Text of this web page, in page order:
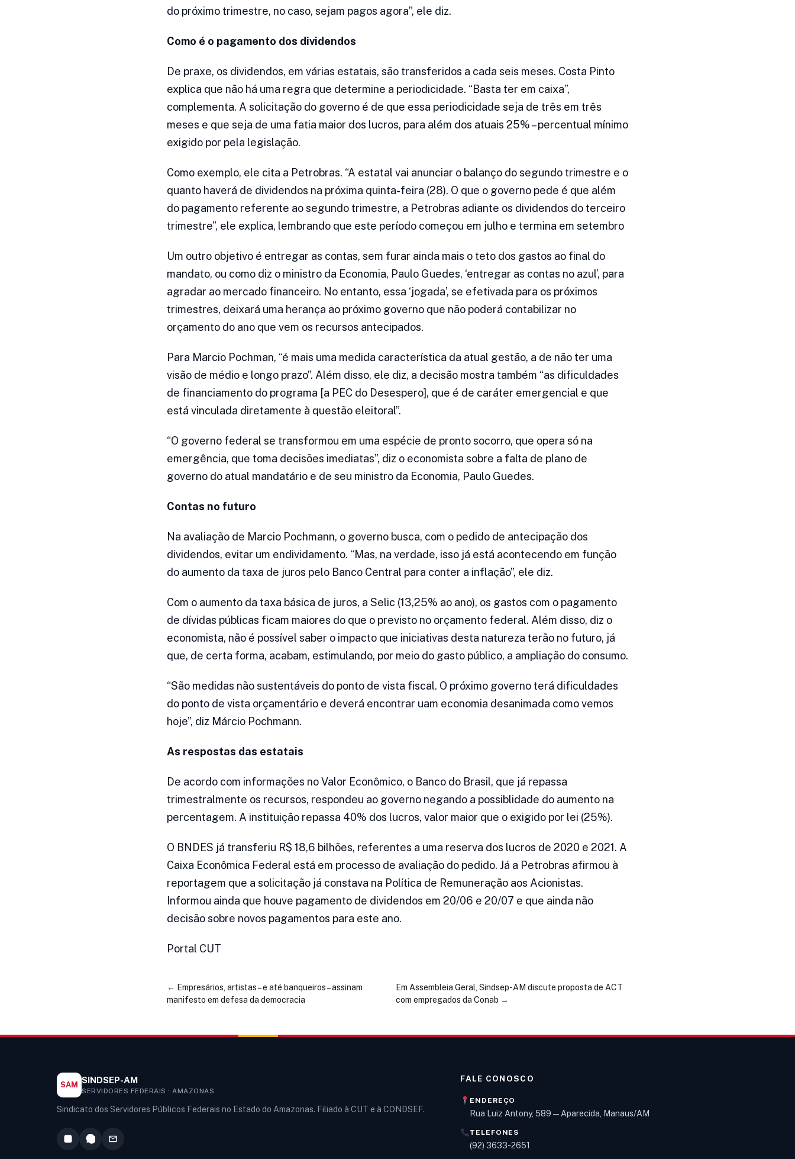
do próximo trimestre, no caso, sejam pagos agora”, ele diz.
Como é o pagamento dos dividendos
De praxe, os dividendos, em várias estatais, são transferidos a cada seis meses. Costa Pinto
explica que não há uma regra que determine a periodicidade. “Basta ter em caixa”,
complementa. A solicitação do governo é de que essa periodicidade seja de três em três
meses e que seja de uma fatia maior dos lucros, para além dos atuais 25% – percentual mínimo
exigido por pela legislação.
Como exemplo, ele cita a Petrobras. “A estatal vai anunciar o balanço do segundo trimestre e o
quanto haverá de dividendos na próxima quinta-feira (28). O que o governo pede é que além
do pagamento referente ao segundo trimestre, a Petrobras adiante os dividendos do terceiro
trimestre”, ele explica, lembrando que este período começou em julho e termina em setembro
Um outro objetivo é entregar as contas, sem furar ainda mais o teto dos gastos ao final do
mandato, ou como diz o ministro da Economia, Paulo Guedes, ‘entregar as contas no azul’, para
agradar ao mercado financeiro. No entanto, essa ‘jogada’, se efetivada para os próximos
trimestres, deixará uma herança ao próximo governo que não poderá contabilizar no
orçamento do ano que vem os recursos antecipados.
Para Marcio Pochman, “é mais uma medida característica da atual gestão, a de não ter uma
visão de médio e longo prazo”. Além disso, ele diz, a decisão mostra também “as dificuldades
de financiamento do programa [a PEC do Desespero], que é de caráter emergencial e que
está vinculada diretamente à questão eleitoral”.
“O governo federal se transformou em uma espécie de pronto socorro, que opera só na
emergência, que toma decisões imediatas”, diz o economista sobre a falta de plano de
governo do atual mandatário e de seu ministro da Economia, Paulo Guedes.
Contas no futuro
Na avaliação de Marcio Pochmann, o governo busca, com o pedido de antecipação dos
dividendos, evitar um endividamento. “Mas, na verdade, isso já está acontecendo em função
do aumento da taxa de juros pelo Banco Central para conter a inflação”, ele diz.
Com o aumento da taxa básica de juros, a Selic (13,25% ao ano), os gastos com o pagamento
de dívidas públicas ficam maiores do que o previsto no orçamento federal. Além disso, diz o
economista, não é possível saber o impacto que iniciativas desta natureza terão no futuro, já
que, de certa forma, acabam, estimulando, por meio do gasto público, a ampliação do consumo.
“São medidas não sustentáveis do ponto de vista fiscal. O próximo governo terá dificuldades
do ponto de vista orçamentário e deverá encontrar uam economia desanimada como vemos
hoje”, diz Márcio Pochmann.
As respostas das estatais
De acordo com informações no Valor Econômico, o Banco do Brasil, que já repassa
trimestralmente os recursos, respondeu ao governo negando a possiblidade do aumento na
percentagem. A instituição repassa 40% dos lucros, valor maior que o exigido por lei (25%).
O BNDES já transferiu R$ 18,6 bilhões, referentes a uma reserva dos lucros de 2020 e 2021. A
Caixa Econômica Federal está em processo de avaliação do pedido. Já a Petrobras afirmou à
reportagem que a solicitação já constava na Política de Remuneração aos Acionistas.
Informou ainda que houve pagamento de dividendos em 20/06 e 20/07 e que ainda não
decisão sobre novos pagamentos para este ano.
Portal CUT
← Empresários, artistas – e até banqueiros – assinam
manifesto em defesa da democracia
Em Assembleia Geral, Sindsep-AM discute proposta de ACT
com empregados da Conab →
SAM SINDSEP-AM
SERVIDORES FEDERAIS · AMAZONAS
Sindicato dos Servidores Públicos Federais no Estado do Amazonas. Filiado à CUT e à CONDSEF.
FALE CONOSCO
ENDEREÇO
Rua Luiz Antony, 589 — Aparecida, Manaus/AM
TELEFONES
(92) 3633-2651